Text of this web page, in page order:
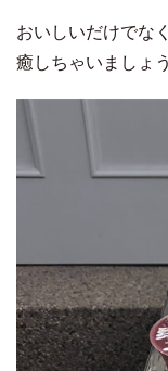
おいしいだけでな
癒しちゃいましょ